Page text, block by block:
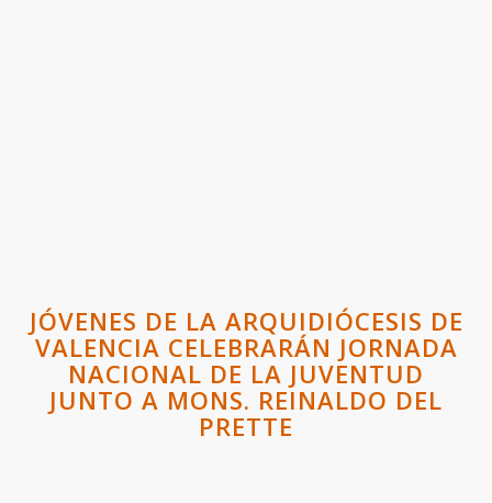
JÓVENES DE LA ARQUIDIÓCESIS DE
VALENCIA CELEBRARÁN JORNADA
NACIONAL DE LA JUVENTUD
JUNTO A MONS. REINALDO DEL
PRETTE